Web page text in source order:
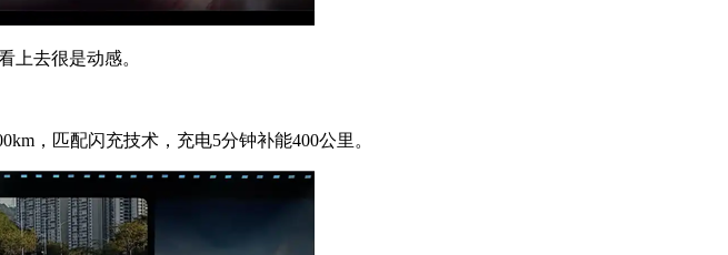
去很是动感。
，匹配闪充技术，充电5分钟补能400公里。